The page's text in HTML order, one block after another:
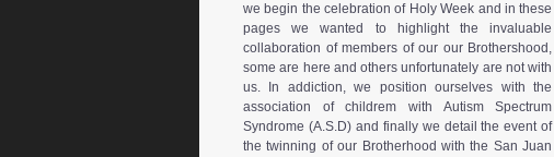
we begin the celebration of Holy Week and in these
pages we wanted to highlight the invaluable
collaboration of members of our our Brothershood,
some are here and others unfortunately are not with
us. In addiction, we position ourselves with the
association of childrem with Autism Spectrum
Syndrome (A.S.D) and finally we detail the event of
the twinning of our Brotherhood with the San Juan